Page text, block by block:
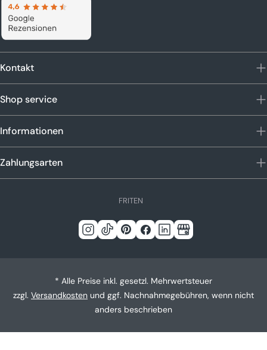
Kontakt
Shop service
Informationen
Zahlungsarten
S
r
e
EN
IT
FR
Instagram
TickPinterestFacebook
LinkedinGoogle
* Alle Preise inkl. gesetzl. Mehrwertsteuer
zzgl. Versandkosten und ggf. Nachnahmegebühren, wenn nicht
anders beschrieben